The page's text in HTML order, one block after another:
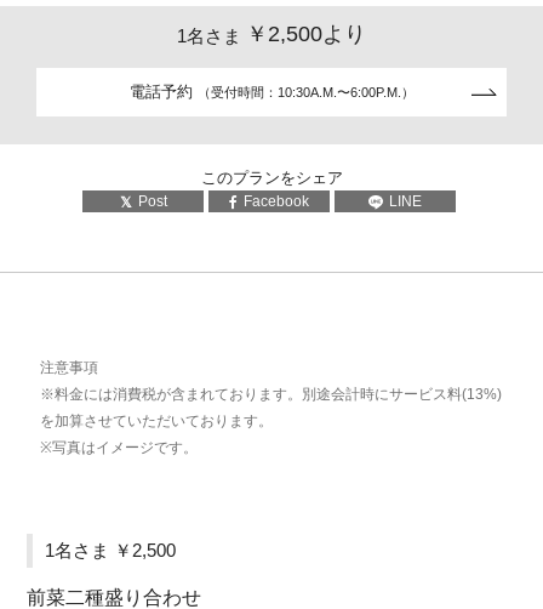
1名さま ￥2,500より
電話予約 （受付時間：10:30A.M.〜6:00P.M.）
このプランをシェア
Post Facebook LINE
注意事項
※料金には消費税が含まれております。別途会計時にサービス料(13%)
を加算させていただいております。
※写真はイメージです。
1名さま ￥2,500
前菜二種盛り合わせ